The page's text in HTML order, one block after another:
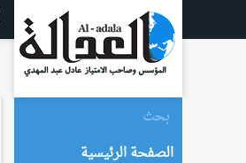
الصفحة الرئيسية